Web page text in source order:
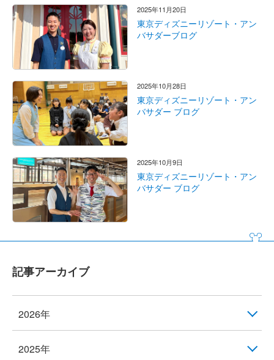
2025年11月20日
東京ディズニーリゾート・アン
バサダーブログ
2025年10月28日
東京ディズニーリゾート・アン
バサダー ブログ
2025年10月9日
東京ディズニーリゾート・アン
バサダー ブログ
記事アーカイブ
2026年
2025年